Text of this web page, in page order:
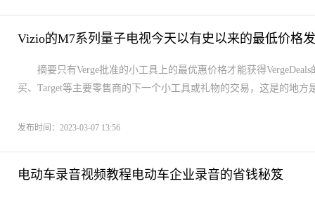
Vizio的M7系列量子电视今天以有史以来的最低价格
摘要只有Verge批准的小工具上的最优惠价格才能获得
买、Target等主要零售商的下一个小工具或礼物的交易，这是的地
发布时间：2023-03-07 13:56
电动车录音视频教程电动车企业录音的省钱秘笈